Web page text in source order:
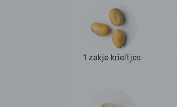
1 zakje krieltjes